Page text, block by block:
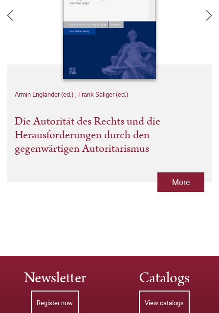
Armin Engländer (ed.) , Frank Saliger (ed.)
Die Autorität des Rechts und die
Herausforderungen durch den
gegenwärtigen Autoritarismus
More
Newsletter
Register now
Catalogs
View catalogs